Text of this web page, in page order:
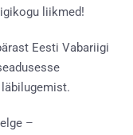
liikmed!
Eesti Vabariigi
–